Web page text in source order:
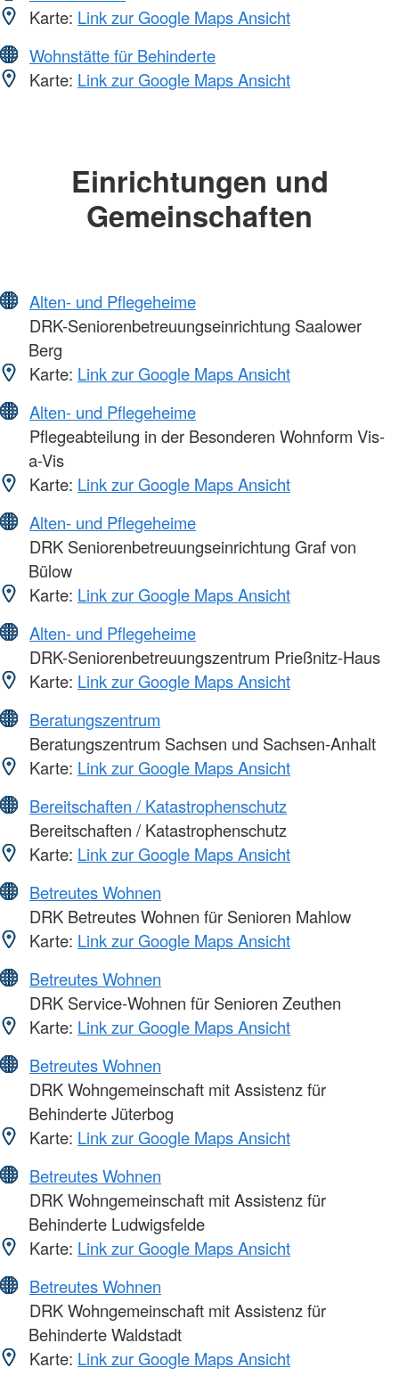
Karte: Link zur Google Maps Ansicht
Wohnstätte für Behinderte
Karte: Link zur Google Maps Ansicht
Einrichtungen und
Gemeinschaften
Alten- und Pflegeheime
DRK-Seniorenbetreuungseinrichtung Saalower
Berg
Karte: Link zur Google Maps Ansicht
Alten- und Pflegeheime
Pflegeabteilung in der Besonderen Wohnform Vis-
a-Vis
Karte: Link zur Google Maps Ansicht
Alten- und Pflegeheime
DRK Seniorenbetreuungseinrichtung Graf von
Bülow
Karte: Link zur Google Maps Ansicht
Alten- und Pflegeheime
DRK-Seniorenbetreuungszentrum Prießnitz-Haus
Karte: Link zur Google Maps Ansicht
Beratungszentrum
Beratungszentrum Sachsen und Sachsen-Anhalt
Karte: Link zur Google Maps Ansicht
Bereitschaften / Katastrophenschutz
Bereitschaften / Katastrophenschutz
Karte: Link zur Google Maps Ansicht
Betreutes Wohnen
DRK Betreutes Wohnen für Senioren Mahlow
Karte: Link zur Google Maps Ansicht
Betreutes Wohnen
DRK Service-Wohnen für Senioren Zeuthen
Karte: Link zur Google Maps Ansicht
Betreutes Wohnen
DRK Wohngemeinschaft mit Assistenz für
Behinderte Jüterbog
Karte: Link zur Google Maps Ansicht
Betreutes Wohnen
DRK Wohngemeinschaft mit Assistenz für
Behinderte Ludwigsfelde
Karte: Link zur Google Maps Ansicht
Betreutes Wohnen
DRK Wohngemeinschaft mit Assistenz für
Behinderte Waldstadt
Karte: Link zur Google Maps Ansicht